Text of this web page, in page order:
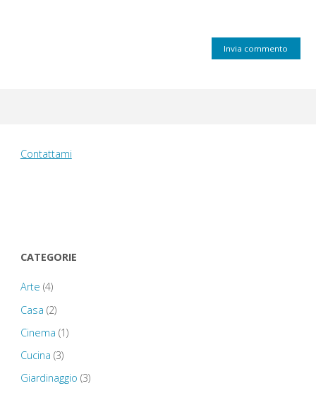
Contattami
CATEGORIE
Arte (4)
Casa (2)
Cinema (1)
Cucina (3)
Giardinaggio (3)